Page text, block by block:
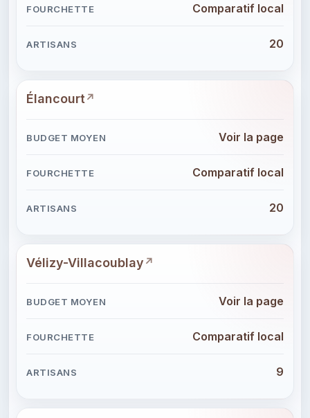
Comparatif local
20
Élancourt
Voir la page
Comparatif local
20
Vélizy-Villacoublay
Voir la page
Comparatif local
9